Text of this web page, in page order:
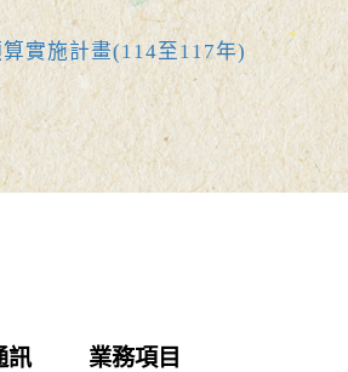
實施計畫(114至117年)
訊 業務項目